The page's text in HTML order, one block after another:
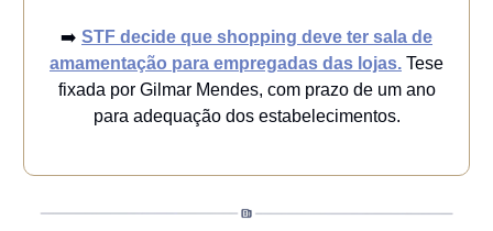
➡️ STF decide que shopping deve ter sala de
amamentação para empregadas das lojas. Tese
fixada por Gilmar Mendes, com prazo de um ano
para adequação dos estabelecimentos.